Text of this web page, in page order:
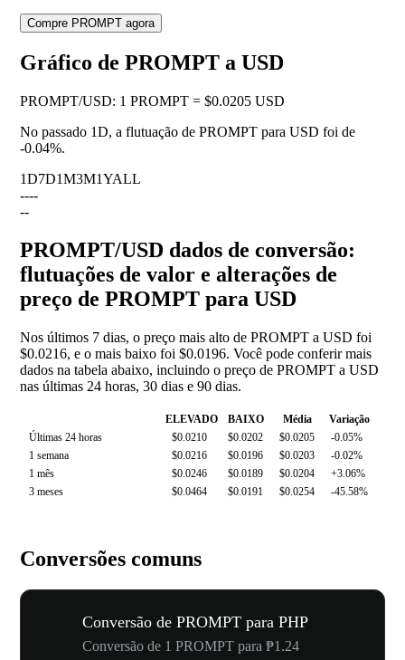
Compre PROMPT agora
Gráfico de PROMPT a USD
PROMPT/USD: 1 PROMPT = $0.0205 USD
No passado 1D, a flutuação de PROMPT para USD foi de
-0.04%.
1D7D1M3M1YALL
----
--
PROMPT/USD dados de conversão:
flutuações de valor e alterações de
preço de PROMPT para USD
Nos últimos 7 dias, o preço mais alto de PROMPT a USD foi
$0.0216, e o mais baixo foi $0.0196. Você pode conferir mais
dados na tabela abaixo, incluindo o preço de PROMPT a USD
nas últimas 24 horas, 30 dias e 90 dias.
ELEVADO BAIXO Média
Variação
Últimas 24 horas
$0.0210 $0.0202 $0.0205
-0.05%
1 semana
$0.0216 $0.0196 $0.0203
-0.02%
1 mês
$0.0246 $0.0189 $0.0204
+3.06%
3 meses
$0.0464 $0.0191 $0.0254 -45.58%
Conversões comuns
Conversão de PROMPT para PHP
Conversão de 1 PROMPT para ₱1.24